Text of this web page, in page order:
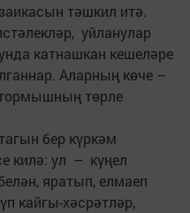
тәшкил итә.
уйланулар
катнашкан кешеләре
Аларның көче –
төрле
бер күркәм
килә: ул – күңел
яратып, елмаеп
кайгы-хәсрәтләр,